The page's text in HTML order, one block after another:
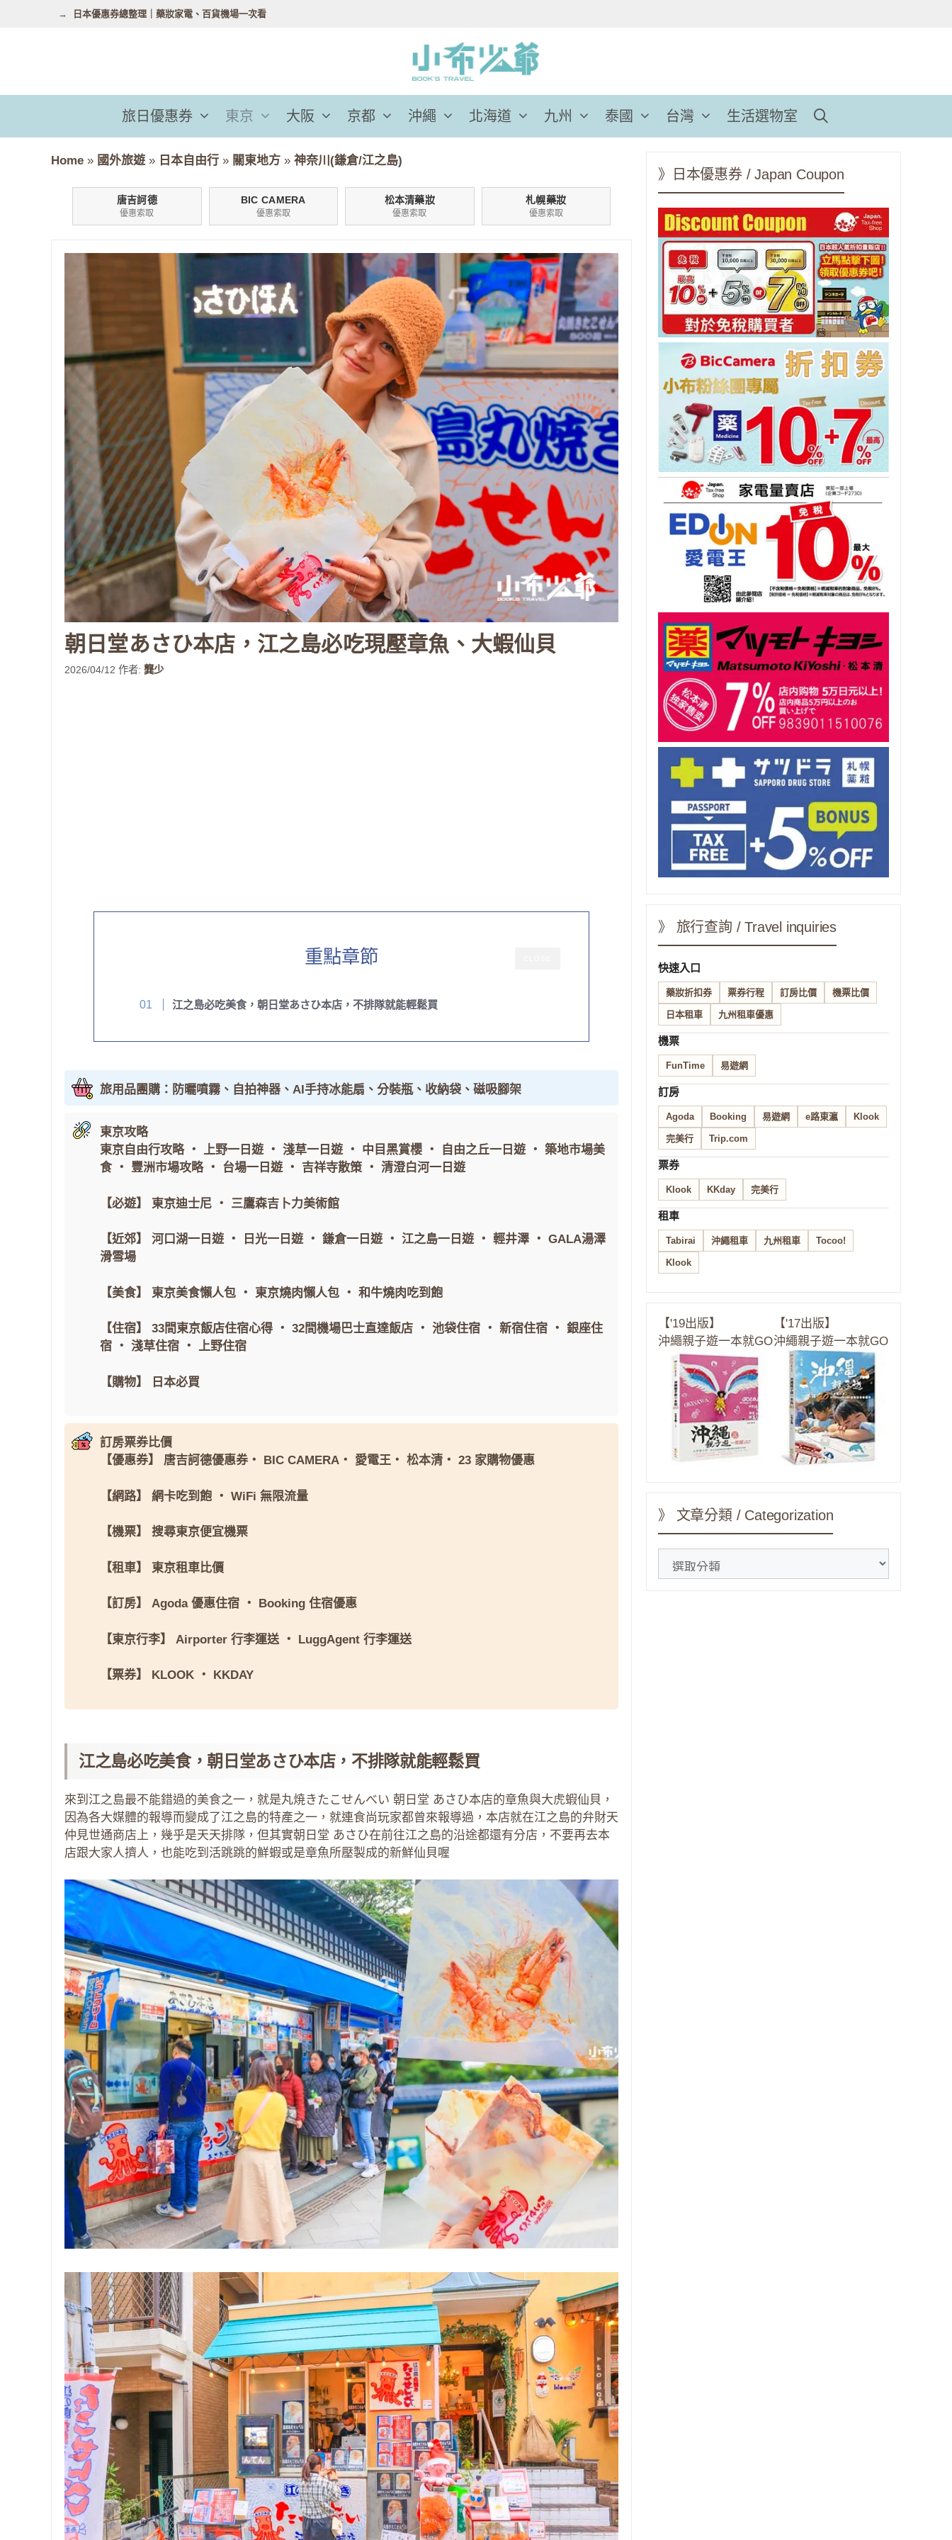
容
日本優惠券總整理｜藥妝家電、百貨機場一次看
旅日優惠券 東京 大阪 京都 沖繩 北海道 九州 泰國 台灣 生活選物室
Home » 國外旅遊 » 日本自由行 » 關東地方 » 神奈川(鎌倉/江之島)
唐吉訶德
優惠索取
BIC CAMERA
優惠索取
松本清藥妝
優惠索取
札幌藥妝
優惠索取
朝日堂あさひ本店，江之島必吃現壓章魚、大蝦仙貝
2026/04/12 作者: 龔少
重點章節
江之島必吃美食，朝日堂あさひ本店，不排隊就能輕鬆買
旅用品團購：防曬噴霧、自拍神器、AI手持冰能扇、分裝瓶、收納袋、磁吸腳架
東京攻略
東京自由行攻略・ 上野一日遊・ 淺草一日遊・ 中目黑賞櫻 ・ 自由之丘一日遊・ 築地市場美
食・ 豐洲市場攻略・ 台場一日遊・ 吉祥寺散策・ 清澄白河一日遊
【必遊】 東京迪士尼 ・ 三鷹森吉卜力美術館
【近郊】 河口湖一日遊・ 日光一日遊・ 鎌倉一日遊・ 江之島一日遊・ 輕井澤 ・ GALA湯澤
滑雪場
【美食】 東京美食懶人包 ・ 東京燒肉懶人包 ・ 和牛燒肉吃到飽
【住宿】 33間東京飯店住宿心得 ・ 32間機場巴士直達飯店 ・ 池袋住宿 ・ 新宿住宿 ・ 銀座住
宿 ・ 淺草住宿 ・ 上野住宿
【購物】 日本必買
訂房票券比價
【優惠券】
唐吉訶德優惠券・ BIC CAMERA ・ 愛電王 ・ 松本清 ・ 23 家購物優惠
【網路】 網卡吃到飽 ・ WiFi 無限流量
【機票】 搜尋東京便宜機票
【租車】 東京租車比價
【訂房】 Agoda 優惠住宿 ・ Booking 住宿優惠
【東京行李】 Airporter 行李運送 ・ LuggAgent 行李運送
【票券】 KLOOK ・ KKDAY
江之島必吃美食，朝日堂あさひ本店，不排隊就能輕鬆買
來到江之島最不能錯過的美食之一，就是丸焼きたこせんべい 朝日堂 あさひ本店的章魚與大虎蝦仙貝，
因為各大媒體的報導而變成了江之島的特產之一，就連食尚玩家都曾來報導過，本店就在江之島的弁財天
仲見世通商店上，幾乎是天天排隊，但其實朝日堂 あさひ在前往江之島的沿途都還有分店，不要再去本
店跟大家人擠人，也能吃到活跳跳的鮮蝦或是章魚所壓製成的新鮮仙貝喔
》日本優惠券 / Japan Coupon
》 旅行查詢 / Travel inquiries
快速入口
藥妝折扣券 票券行程 訂房比價 機票比價
日本租車 九州租車優惠
機票
FunTime 易遊網
訂房
Agoda Booking 易遊網 e路東瀛 Klook
完美行 Trip.com
票券
Klook KKday 完美行
租車
Tabirai 沖繩租車 九州租車 Tocoo!
Klook
【'19出版】
沖繩親子遊一本就GO
【'17出版】
沖繩親子遊一本就GO
》 文章分類 / Categorization